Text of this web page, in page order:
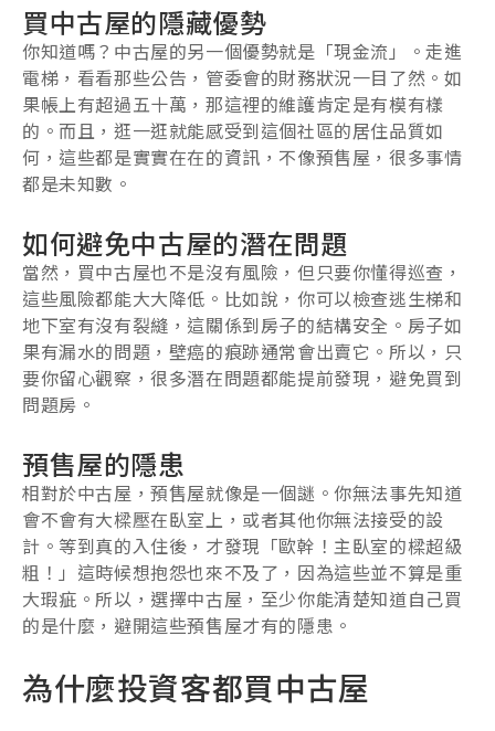
買中古屋的隱藏優勢
你知道嗎？中古屋的另一個優勢就是「現金流」。走進
電梯，看看那些公告，管委會的財務狀況一目了然。如
果帳上有超過五十萬，那這裡的維護肯定是有模有樣
的。而且，逛一逛就能感受到這個社區的居住品質如
何，這些都是實實在在的資訊，不像預售屋，很多事情
都是未知數。
如何避免中古屋的潛在問題
當然，買中古屋也不是沒有風險，但只要你懂得巡查，
這些風險都能大大降低。比如說，你可以檢查逃生梯和
地下室有沒有裂縫，這關係到房子的結構安全。房子如
果有漏水的問題，壁癌的痕跡通常會出賣它。所以，只
要你留心觀察，很多潛在問題都能提前發現，避免買到
問題房。
預售屋的隱患
相對於中古屋，預售屋就像是一個謎。你無法事先知道
會不會有大樑壓在臥室上，或者其他你無法接受的設
計。等到真的入住後，才發現「歐幹！主臥室的樑超級
粗！」這時候想抱怨也來不及了，因為這些並不算是重
大瑕疵。所以，選擇中古屋，至少你能清楚知道自己買
的是什麼，避開這些預售屋才有的隱患。
為什麼投資客都買中古屋